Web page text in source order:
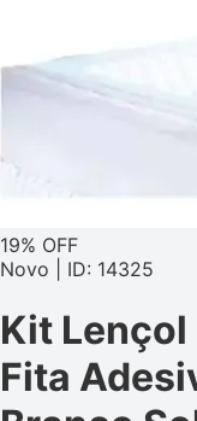
19% OFF
Novo | ID: 14325
Kit
Fita